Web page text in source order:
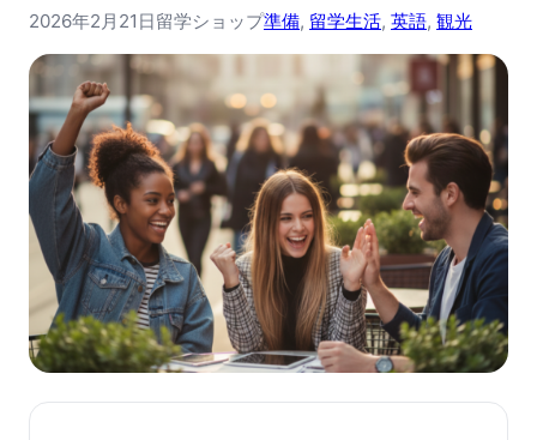
2026年2月21日留学ショップ準備, 留学生活, 英語, 観光